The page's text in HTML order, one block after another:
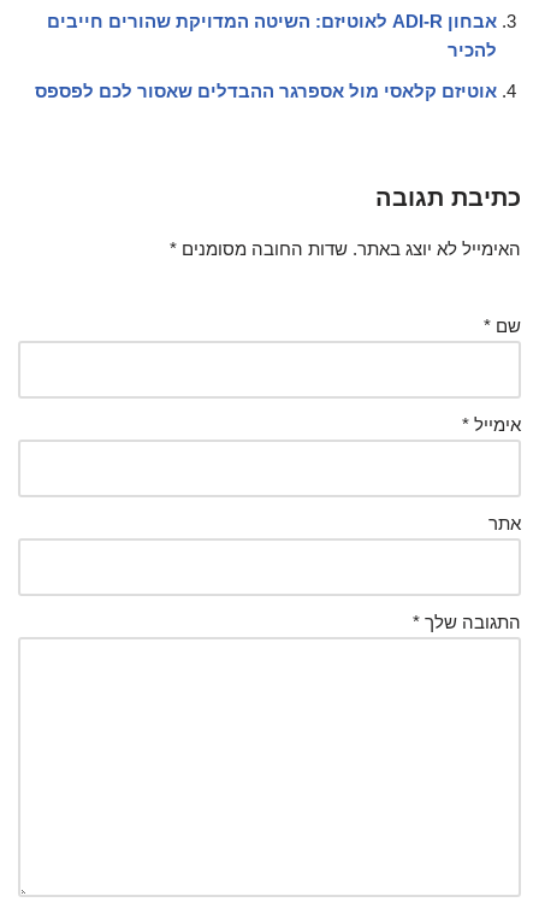
אבחון ADI-R לאוטיזם: השיטה המדויקת שהורים חייבים
להכיר
אוטיזם קלאסי מול אספרגר ההבדלים שאסור לכם לפספס
כתיבת תגובה
האימייל לא יוצג באתר. שדות החובה מסומנים *
שם *
אימייל *
אתר
התגובה שלך *